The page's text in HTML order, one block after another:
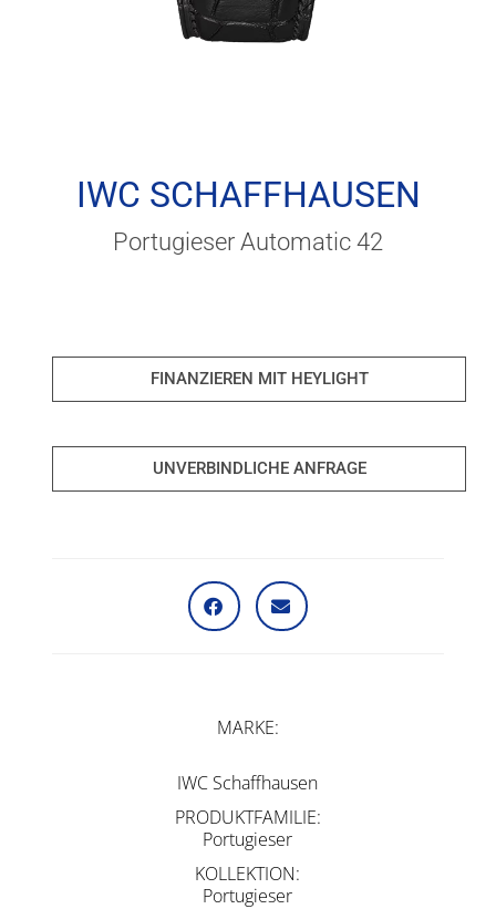
IWC SCHAFFHAUSEN
Portugieser Automatic 42
FINANZIEREN MIT HEYLIGHT
UNVERBINDLICHE ANFRAGE
MARKE
IWC Schaffhausen
PRODUKTFAMILIE
Portugieser
KOLLEKTION
Portugieser